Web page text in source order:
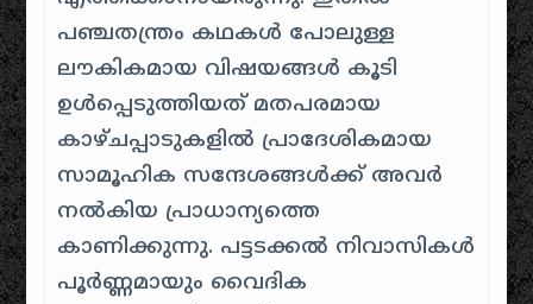
പഞ്ചതന്ത്രം കഥകൾ പോലുള്ള
ലൗകികമായ വിഷയങ്ങൾ കൂടി
ഉൾപ്പെടുത്തിയത് മതപരമായ
കാഴ്ചപ്പാടുകളിൽ പ്രാദേശികമായ
സാമൂഹിക സന്ദേശങ്ങൾക്ക് അവർ
നൽകിയ പ്രാധാന്യത്തെ
കാണിക്കുന്നു. പട്ടടക്കൽ നിവാസികൾ
പൂർണ്ണമായും വൈദിക